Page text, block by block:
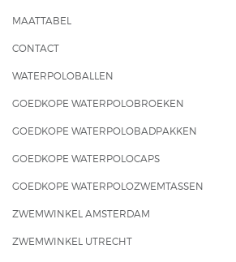
MAATTABEL
CONTACT
WATERPOLOBALLEN
GOEDKOPE WATERPOLOBROEKEN
GOEDKOPE WATERPOLOBADPAKKEN
GOEDKOPE WATERPOLOCAPS
GOEDKOPE WATERPOLOZWEMTASSEN
ZWEMWINKEL AMSTERDAM
ZWEMWINKEL UTRECHT